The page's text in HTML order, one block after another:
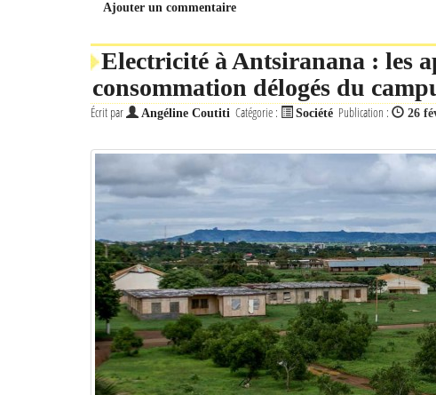
Ajouter un commentaire
Electricité à Antsiranana : les
consommation délogés du
Écrit par Angéline Coutiti Catégorie : Société Publication : 26